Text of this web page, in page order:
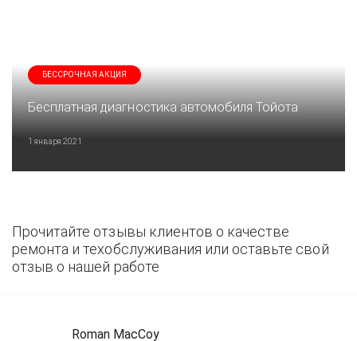
БЕССРОЧНАЯ АКЦИЯ
Бесплатная диагностика автомобиля Тойота
1 января 2021
Прочитайте отзывы клиентов о качестве
ремонта и техобслуживания или оставьте свой
отзыв о нашей работе
Roman MacCoy